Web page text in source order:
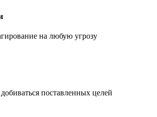
на любую угрозу
поставленных целей